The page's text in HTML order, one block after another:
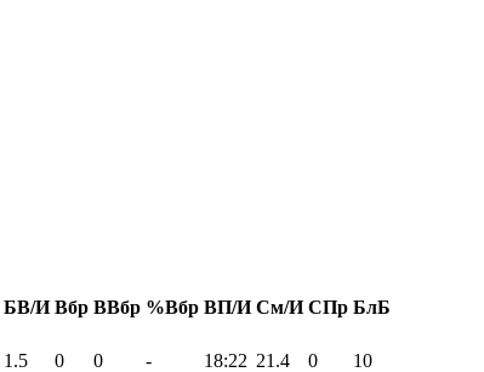
БВ/И Вбр ВВбр %Вбр ВП/И См/И СПр БлБ
1.5 0 0 - 18:22 21.4 0
10